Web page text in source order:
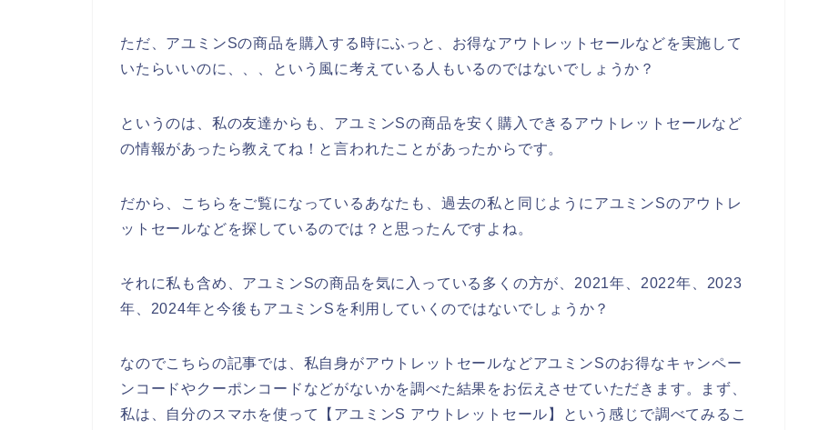
ただ、アユミンSの商品を購入する時にふっと、お得なアウトレットセールなどを実施して
いたらいいのに、、、という風に考えている人もいるのではないでしょうか？
というのは、私の友達からも、アユミンSの商品を安く購入できるアウトレットセールなど
の情報があったら教えてね！と言われたことがあったからです。
だから、こちらをご覧になっているあなたも、過去の私と同じようにアユミンSのアウトレ
ットセールなどを探しているのでは？と思ったんですよね。
それに私も含め、アユミンSの商品を気に入っている多くの方が、2021年、2022年、2023
年、2024年と今後もアユミンSを利用していくのではないでしょうか？
なのでこちらの記事では、私自身がアウトレットセールなどアユミンSのお得なキャンペー
ンコードやクーポンコードなどがないかを調べた結果をお伝えさせていただきます。まず、
私は、自分のスマホを使って【アユミンS アウトレットセール】という感じで調べてみるこ